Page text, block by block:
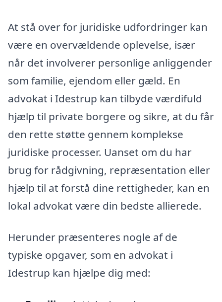
At stå over for juridiske udfordringer kan
være en overvældende oplevelse, især
når det involverer personlige anliggender
som familie, ejendom eller gæld. En
advokat i Idestrup kan tilbyde værdifuld
hjælp til private borgere og sikre, at du får
den rette støtte gennem komplekse
juridiske processer. Uanset om du har
brug for rådgivning, repræsentation eller
hjælp til at forstå dine rettigheder, kan en
lokal advokat være din bedste allierede.
Herunder præsenteres nogle af de
typiske opgaver, som en advokat i
Idestrup kan hjælpe dig med: